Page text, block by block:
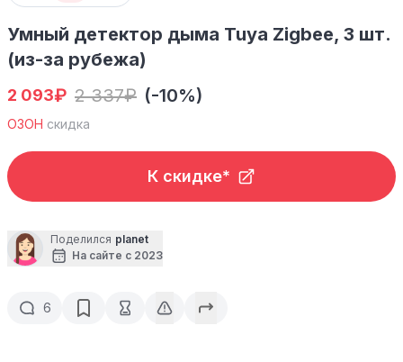
Умный детектор дыма Tuya Zigbee, 3 шт.
(из-за рубежа)
2 093₽ 2 337₽ (-10%)
ОЗОН скидка
К скидке*
Поделился planet
На сайте с 2023
6